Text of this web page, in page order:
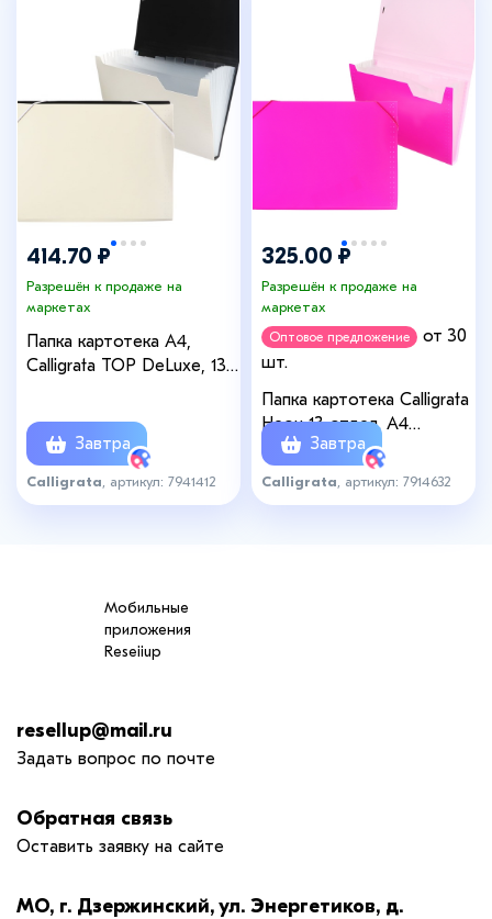
414.70 ₽
Разрешён к продаже на
маркетах
Папка картотека А4,
Calligrata TOP DeLuxe, 13
Завтра
Calligrata , артикул: 7941412
325.00 ₽
Разрешён к продаже на
маркетах
Оптовое предложение
от 30
шт.
Папка картотека Calligrata
Неон 13 отдел. A4
пластик 0.7мм фуксия. рез
в цвет
Завтра
Calligrata , артикул: 7914632
Мобильные
приложения
Reseiiup
resellup@mail.ru
Задать вопрос по почте
Обратная связь
Оставить заявку на сайте
МО, г. Дзержинский, ул. Энергетиков, д.